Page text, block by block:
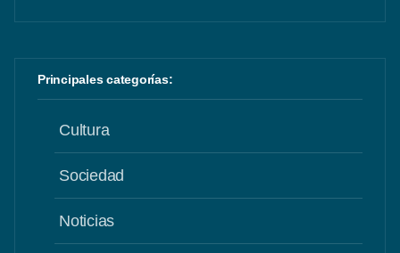
Principales categorías:
Cultura
Sociedad
Noticias